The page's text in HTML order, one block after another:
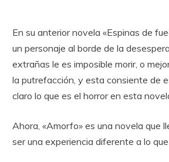
En su anterior novela «Espinas de
un personaje al borde de la
extrañas le es imposible morir, o
la putrefacción, y esta consiente de
claro lo que es el horror en esta
Ahora, «Amorfo» es una novela que
ser una experiencia diferente a lo